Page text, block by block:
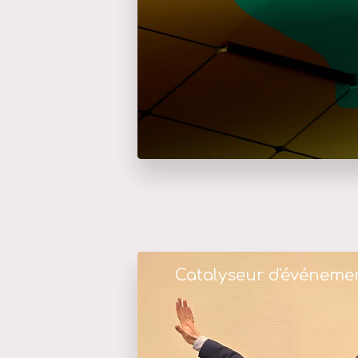
Catalyseur